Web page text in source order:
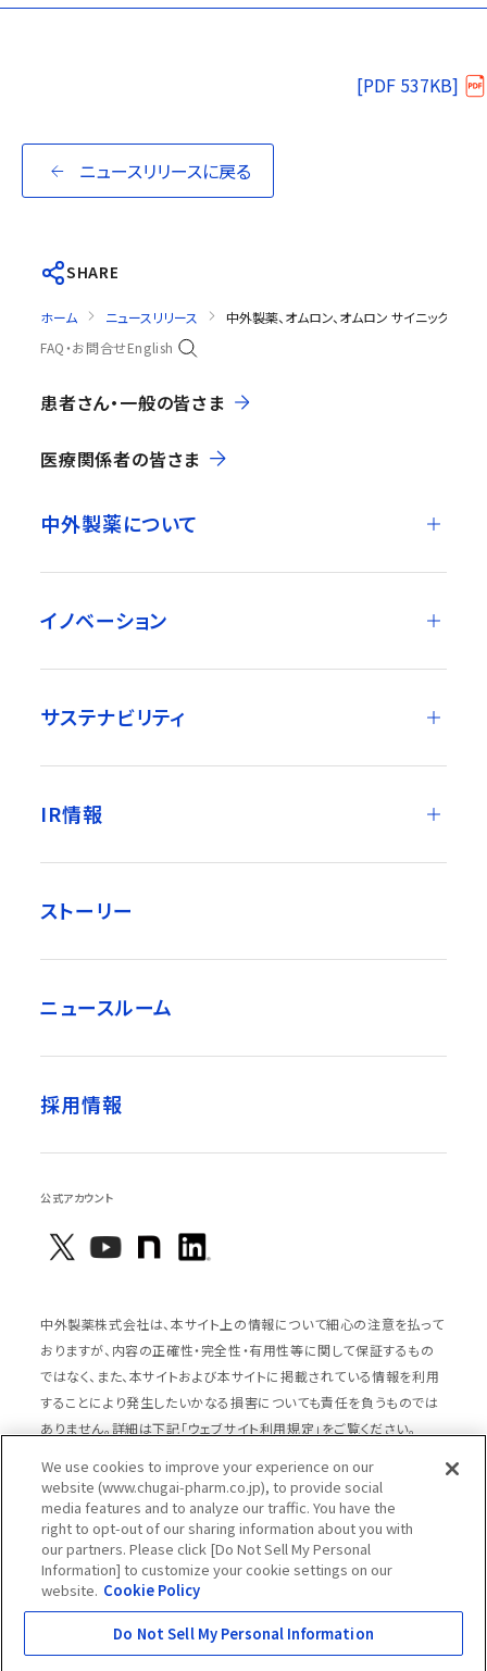
[PDF 537KB]
ニュースリリースに戻る
SHARE
ホーム ニュースリリース
中外製薬、オムロン、オムロン サイニックエ
FAQ・お問合せEnglish
患者さん・一般の皆さま
医療関係者の皆さま
中外製薬について
イノベーション
サステナビリティ
IR情報
ストーリー
ニュースルーム
採用情報
公式アカウント
中外製薬株式会社は、本サイト上の情報について細心の注意を払って
おりますが、内容の正確性・完全性・有用性等に関して保証するもの
ではなく、また、本サイトおよび本サイトに掲載されている情報を利用
することにより発生したいかなる損害についても責任を負うものでは
ありません。詳細は下記「ウェブサイト利用規定」をご覧ください。
サイトマップ
ウェブサイト利用規定
個人情報の取扱いのご案内
ソーシャルメディアポリシー
推奨閲覧環境
ウェブアクセシビリティ対応
Copyright © Chugai Pharmaceutical Co., Ltd.All rights reserved.
We use cookies to improve your experience on our
website (www.chugai-pharm.co.jp), to provide social
media features and to analyze our traffic. You have the
right to opt-out of our sharing information about you with
our partners. Please click [Do Not Sell My Personal
Information] to customize your cookie settings on our
website. Cookie Policy
Do Not Sell My Personal Information